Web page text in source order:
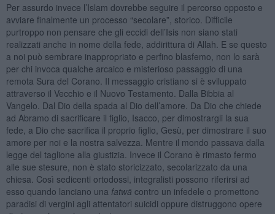
Per assurdo invece l’Islam dovrebbe seguire il percorso opposto e
avviare finalmente un processo “secolare”, storico. Difficile
purtroppo non pensare che gli eccidi dell’Isis non siano stati
realizzati anche in nome della fede, addirittura di Allah. E se questo
a noi può sembrare inappropriato e perfino blasfemo, non lo sarà
per chi invoca qualche arcaico e misterioso passaggio di una
remota Sura del Corano. Il messaggio cristiano si è sviluppato
attraverso il Vecchio e il Nuovo Testamento. Dalla Bibbia al
Vangelo. Dal Dio della spada al Dio dell’amore. Da Dio che chiede
ad Abramo di sacrificare il figlio, Isacco, per dimostrargli la sua
fede, a Dio che sacrifica il proprio figlio, Gesù, per dimostrare il suo
amore per noi e la nostra salvezza. Mentre il mondo passava dalla
legge del taglione alla giustizia. Invece il Corano è rimasto fermo
alle sue stesure, non è stato storicizzato, secolarizzato da una
chiesa. Così sedicenti ortodossi, integralisti possono riferirsi ad
esso quando lanciano una fatwā contro un infedele o promettono
paradisi di vergini agli attentatori suicidi oppure distruggono opere